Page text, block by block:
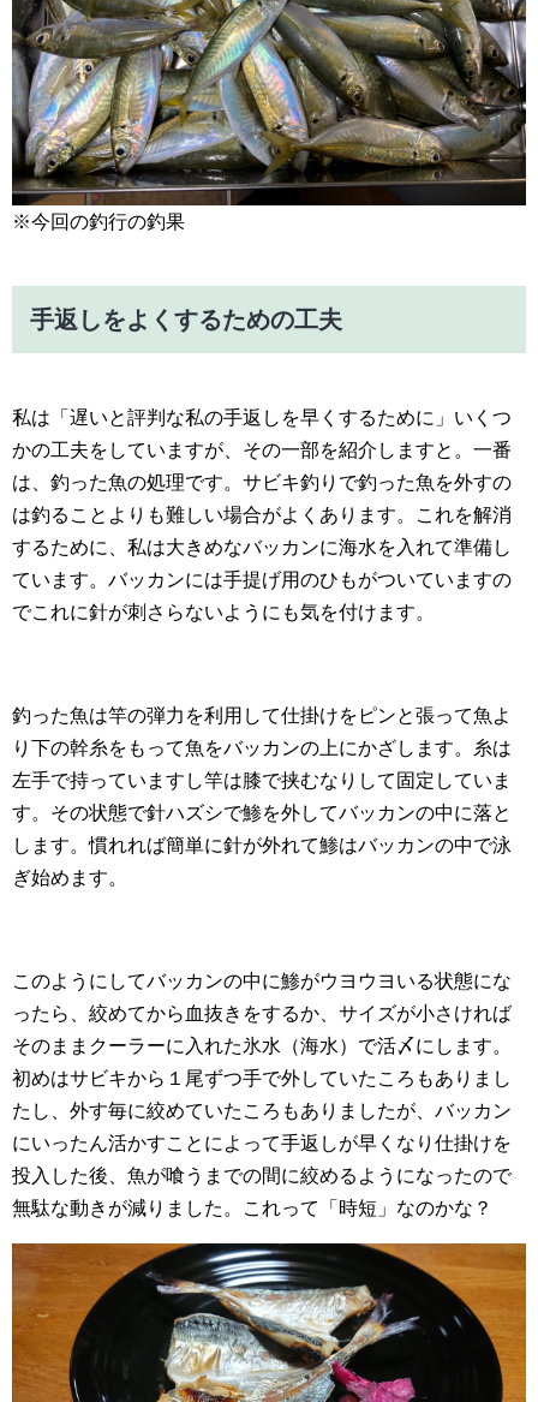
※今回の釣行の釣果
手返しをよくするための工夫
私は「遅いと評判な私の手返しを早くするために」いくつ
かの工夫をしていますが、その一部を紹介しますと。一番
は、釣った魚の処理です。サビキ釣りで釣った魚を外すの
は釣ることよりも難しい場合がよくあります。これを解消
するために、私は大きめなバッカンに海水を入れて準備し
ています。バッカンには手提げ用のひもがついていますの
でこれに針が刺さらないようにも気を付けます。
釣った魚は竿の弾力を利用して仕掛けをピンと張って魚よ
り下の幹糸をもって魚をバッカンの上にかざします。糸は
左手で持っていますし竿は膝で挟むなりして固定していま
す。その状態で針ハズシで鯵を外してバッカンの中に落と
します。慣れれば簡単に針が外れて鯵はバッカンの中で泳
ぎ始めます。
このようにしてバッカンの中に鯵がウヨウヨいる状態にな
ったら、絞めてから血抜きをするか、サイズが小さければ
そのままクーラーに入れた氷水（海水）で活〆にします。
初めはサビキから１尾ずつ手で外していたころもありまし
たし、外す毎に絞めていたころもありましたが、バッカン
にいったん活かすことによって手返しが早くなり仕掛けを
投入した後、魚が喰うまでの間に絞めるようになったので
無駄な動きが減りました。これって「時短」なのかな？